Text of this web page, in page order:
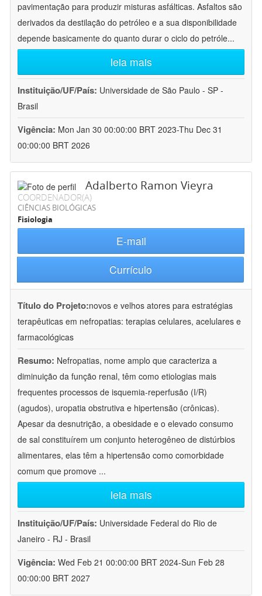
pavimentação para produzir misturas asfálticas. Asfaltos são
derivados da destilação do petróleo e a sua disponibilidade
depende basicamente do quanto durar o ciclo do petróle...
leia mais
Instituição/UF/País: Universidade de São Paulo - SP -
Brasil
Vigência: Mon Jan 30 00:00:00 BRT 2023-Thu Dec 31
00:00:00 BRT 2026
Adalberto Ramon Vieyra
COORDENADOR(A)
CIÊNCIAS BIOLÓGICAS
Fisiologia
E-mail
Currículo
Título do Projeto:novos e velhos atores para estratégias
terapêuticas em nefropatias: terapias celulares, acelulares e
farmacológicas
Resumo: Nefropatias, nome amplo que caracteriza a
diminuição da função renal, têm como etiologias mais
frequentes processos de isquemia-reperfusão (I/R)
(agudos), uropatia obstrutiva e hipertensão (crônicas).
Apesar da desnutrição, a obesidade e o elevado consumo
de sal constituírem um conjunto heterogêneo de distúrbios
alimentares, elas têm a hipertensão como comorbidade
comum que promove ...
leia mais
Instituição/UF/País: Universidade Federal do Rio de
Janeiro - RJ - Brasil
Vigência: Wed Feb 21 00:00:00 BRT 2024-Sun Feb 28
00:00:00 BRT 2027